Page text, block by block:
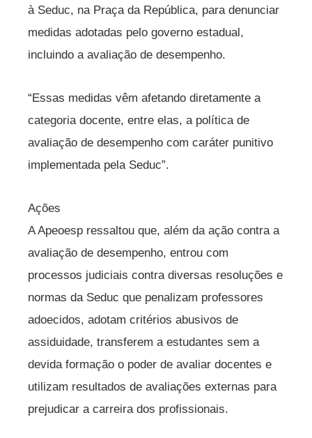
à Seduc, na Praça da República, para denunciar
medidas adotadas pelo governo estadual,
incluindo a avaliação de desempenho.
“Essas medidas vêm afetando diretamente a
categoria docente, entre elas, a política de
avaliação de desempenho com caráter punitivo
implementada pela Seduc”.
Ações
A Apeoesp ressaltou que, além da ação contra a
avaliação de desempenho, entrou com
processos judiciais contra diversas resoluções e
normas da Seduc que penalizam professores
adoecidos, adotam critérios abusivos de
assiduidade, transferem a estudantes sem a
devida formação o poder de avaliar docentes e
utilizam resultados de avaliações externas para
prejudicar a carreira dos profissionais.